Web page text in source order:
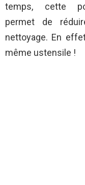
temps, cette
permet de
nettoyage. En
même ustensile !